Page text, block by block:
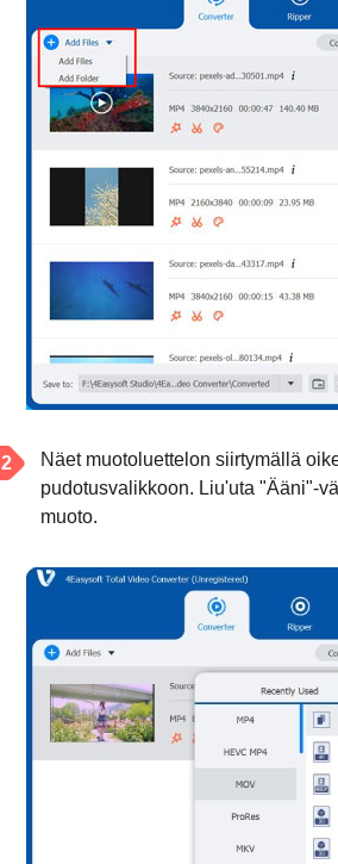
Näet muotoluettelon siirtymällä
pudotusvalikkoon. Liu'uta "Ääni"-
muoto.